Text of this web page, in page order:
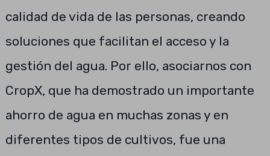
calidad de vida de las personas, creando
soluciones que facilitan el acceso y la
gestión del agua. Por ello, asociarnos con
CropX, que ha demostrado un importante
ahorro de agua en muchas zonas y en
diferentes tipos de cultivos, fue una